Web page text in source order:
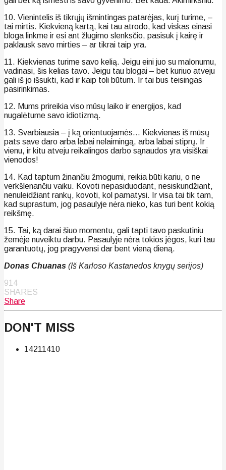
10. Vienintelis iš tikrųjų išmintingas patarėjas, kurį turime, –
tai mirtis. Kiekvieną kartą, kai tau atrodo, kad viskas einasi
bloga linkme ir esi ant žlugimo slenksčio, pasisuk į kairę ir
paklausk savo mirties – ar tikrai taip yra.
11. Kiekvienas turime savo kelią. Jeigu eini juo su malonumu,
vadinasi, šis kelias tavo. Jeigu tau blogai – bet kuriuo atveju
gali iš jo išsukti, kad ir kaip toli būtum. Ir tai bus teisingas
pasirinkimas.
12. Mums prireikia viso mūsų laiko ir energijos, kad
nugalėtume savo idiotizmą.
13. Svarbiausia – į ką orientuojamės… Kiekvienas iš mūsų
pats save daro arba labai nelaimingą, arba labai stiprų. Ir
vienu, ir kitu atveju reikalingos darbo sąnaudos yra visiškai
vienodos!
14. Kad taptum žinančiu žmogumi, reikia būti kariu, o ne
verkšlenančiu vaiku. Kovoti nepasiduodant, nesiskundžiant,
nenuleidžiant rankų, kovoti, kol pamatysi. Ir visa tai tik tam,
kad suprastum, jog pasaulyje nėra nieko, kas turi bent kokią
reikšmę.
15. Tai, ką darai šiuo momentu, gali tapti tavo paskutiniu
žemėje nuveiktu darbu. Pasaulyje nėra tokios jėgos, kuri tau
garantuotų, jog pragyvensi dar bent vieną dieną.
Donas Chuanas (Iš Karloso Kastanedos knygų serijos)
914
SHARES
Share
DON'T MISS
14211410